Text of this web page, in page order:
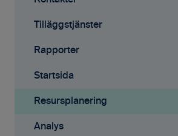
Tilläggstjänster
Rapporter
Startsida
Resursplanering
Analys